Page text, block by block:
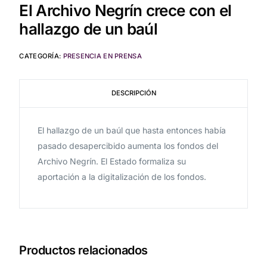
El Archivo Negrín crece con el
hallazgo de un baúl
CATEGORÍA: PRESENCIA EN PRENSA
DESCRIPCIÓN
El hallazgo de un baúl que hasta entonces había
pasado desapercibido aumenta los fondos del
Archivo Negrín. El Estado formaliza su
aportación a la digitalización de los fondos.
Productos relacionados